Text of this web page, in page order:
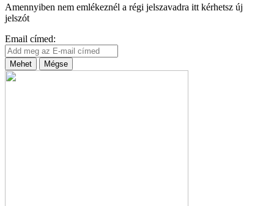
Amennyiben nem emlékeznél a régi jelszavadra itt kérhetsz új
jelszót
Email címed:
Mehet Mégse